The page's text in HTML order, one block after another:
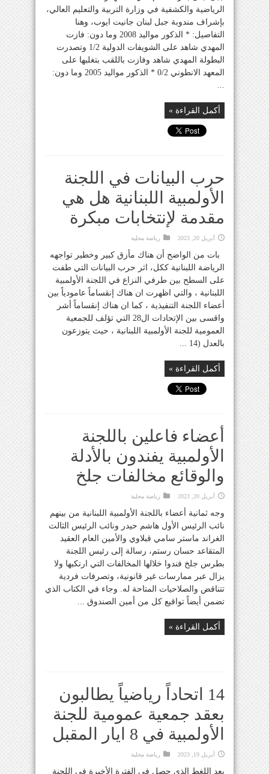
الرياضية والكشفية في وزارة التربية والتعليم العالي،
بإشراف مندوبة جبل لبنان جانيت ايوب، وهنا
التفاصيل: * الذكور مواليد 2008 وما دون: فازت
المهدي شاهد على الشويفات الدولية 1/2 وتصدرت
البطولة المهدي شاهد وفازت باللقب بتغلبها على
المعهد الانطوني 0/2 * الذكور مواليد 2005 وما دون:
...
أكمل القراءة »
حرب البيانات في اللجنة
الأولمبية اللبنانية هل هي
مقدمة لإنتخابات مبكرة
أبريل 20, 2023 رياضة محلية
بات من الواضح أن هناك مأزق كبير وخطير تواجهه
الرياضة اللبنانية ككل، اثر حرب البيانات التي طفت
على السطح بين طرفي النزاع في اللجنة الأولمبية
اللبنانية ، والتي اظهرت ان هناك إنقساماً عامودياً بين
أعضاء اللجنة التنفيذية ، كما ان هناك إنقساماً أشر
واقسى بين الإتحادات ال28 التي تؤلف للجمعية
العمومية للجنة الأولمبية اللبنانية ، حيث يتوزعون
بالعدل (14 ...
أكمل القراءة »
أعضاء فاعلين باللجنة
الأولمبية يفندون بالأدلة
والوقائع مخالفات جلخ
أبريل 20, 2023 رياضة محلية
وجه ثمانية أعضاء باللجنة الأولمبية اللبنانية من بينهم
نائب الرئيس الأول هاشم حيدر ونائب الرئيس الثالث
الغراند ماستر سامي قبلاوي والأمين العام العقيد
المتقاعد حسان رستم، رسالة إلى رئيس اللجنة
بطرس جلخ فندوا خلالها المخالفات التي ارتكبها ولا
يزال عبر ممارسات غير قانونية، وتصرفات فردية
تتناقض والصلاحيات المتاحة له. وجاء في الكتاب الذي
تضمن أيضاً تواقيع كل من أمين الصندوق ...
أكمل القراءة »
14 اتحاداً رياضياً يطالبون
بعقد جمعية عمومية للجنة
الأولمبية في 8 ايار المقبل
أبريل 19, 2023 رياضة محلية
بعد اللغط الذي حصل في الفترة الأخيرة في اللجنة